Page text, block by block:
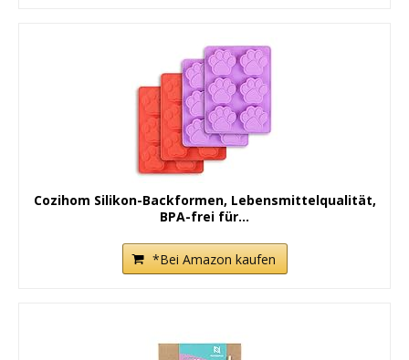
Cozihom Silikon-Backformen, Lebensmittelqualität,
BPA-frei für...
*Bei Amazon kaufen